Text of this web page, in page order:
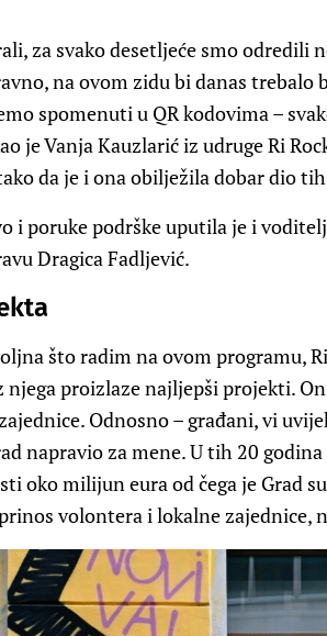
za svako desetljeće smo odredili
na ovom zidu bi danas trebalo
spomenuti u QR kodovima –
je Vanja Kauzlarić iz udruge Ri
da je i ona obilježila dobar dio
i poruke podrške uputila je i
Dragica Fadljević.
što radim na ovom programu,
njega proizlaze najljepši projekti.
Odnosno – građani, vi
napravio za mene. U tih 20
oko milijun eura od čega je Grad
volontera i lokalne zajednice,